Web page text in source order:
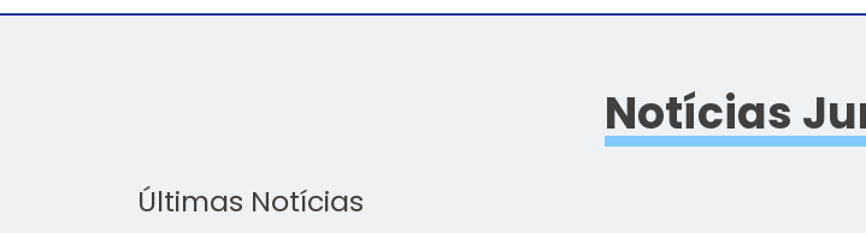
Notícias
Últimas Notícias